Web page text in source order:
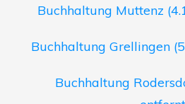
Buchhaltung Muttenz
Buchhaltung Grellingen
Buchhaltung